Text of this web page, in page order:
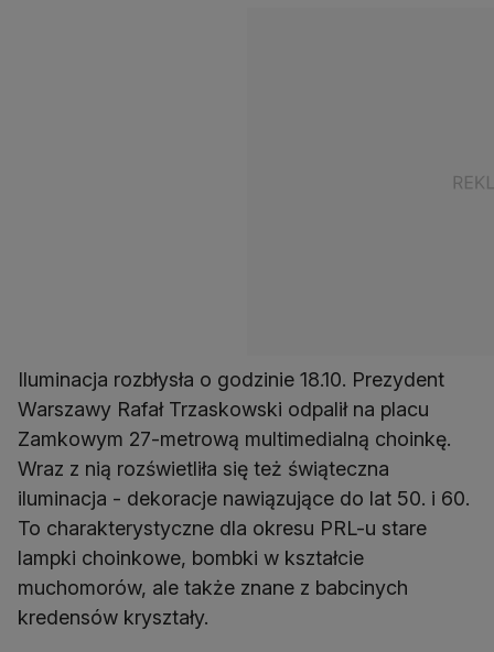
Iluminacja rozbłysła o godzinie 18.10. Prezydent
Warszawy Rafał Trzaskowski odpalił na placu
Zamkowym 27-metrową multimedialną choinkę.
Wraz z nią rozświetliła się też świąteczna
iluminacja - dekoracje nawiązujące do lat 50. i 60.
To charakterystyczne dla okresu PRL-u stare
lampki choinkowe, bombki w kształcie
muchomorów, ale także znane z babcinych
kredensów kryształy.